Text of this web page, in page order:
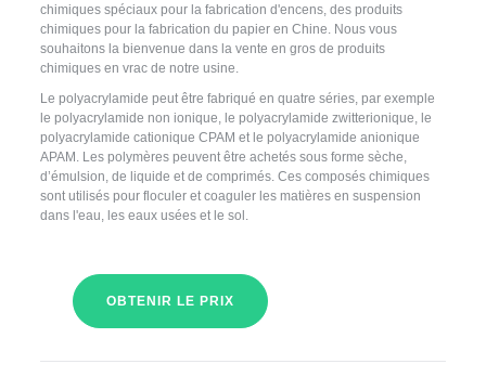
chimiques spéciaux pour la fabrication d'encens, des produits
chimiques pour la fabrication du papier en Chine. Nous vous
souhaitons la bienvenue dans la vente en gros de produits
chimiques en vrac de notre usine.
Le polyacrylamide peut être fabriqué en quatre séries, par exemple
le polyacrylamide non ionique, le polyacrylamide zwitterionique, le
polyacrylamide cationique CPAM et le polyacrylamide anionique
APAM. Les polymères peuvent être achetés sous forme sèche,
d’émulsion, de liquide et de comprimés. Ces composés chimiques
sont utilisés pour floculer et coaguler les matières en suspension
dans l'eau, les eaux usées et le sol.
OBTENIR LE PRIX